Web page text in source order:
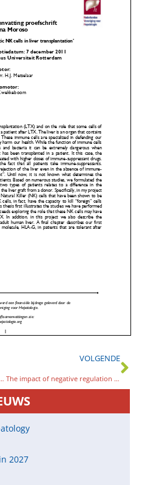
Evolving drug therapies for chronic hepatitis C
VOLGENDE
The impact of negative regulation on T cell immunity during chronic hepatitis C virus infections
2027